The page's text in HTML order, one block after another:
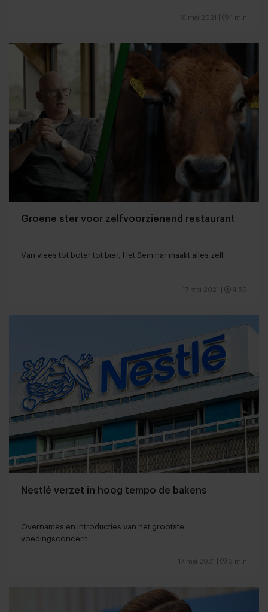
18 mei 2021 1 min
Groene ster voor zelfvoorzienend restaurant
Van vlees tot boter tot bier, Het Seminar maakt alles zelf
17 mei 2021 4:59
Nestlé verzet in hoog tempo de bakens
Overnames en introducties van het grootste
voedingsconcern
17 mei 2021 3 min